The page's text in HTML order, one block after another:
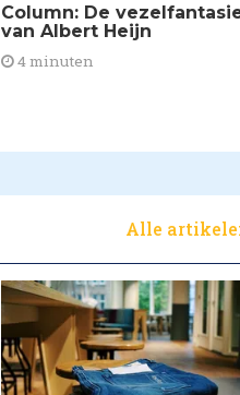
Column: De
van Albert Heijn
4 minuten
Alle